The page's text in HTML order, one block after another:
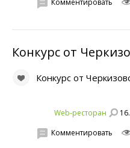
Конкурс от
Конкурс от
Web-ресторан
Комментировать